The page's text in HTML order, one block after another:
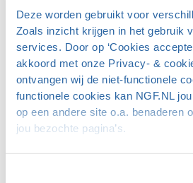
Deze worden gebruikt voor
Zoals inzicht krijgen in het gebruik
services. Door op ‘Cookies
akkoord met onze Privacy- &
ontvangen wij de niet-functionele
functionele cookies kan NGF.NL
op een andere site o.a. benaderen
jou bezochte pagina’s.
fan van de par-3-baan. Hij
wedstrijden voor hoge
Kreek. En we hebben een vader
met zijn zoon van elf de par-3
jeugd baanpermissie te geven,
de par-3 spelen met andere
of met hun ouders. Opeens zien
baan. De jeugdpro is ook fan. De